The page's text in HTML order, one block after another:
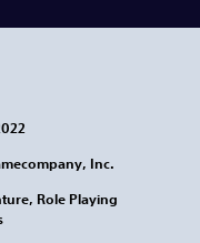
Inc.
Role Playing